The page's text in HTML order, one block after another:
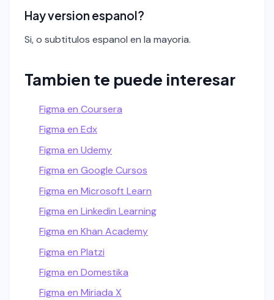
Hay version espanol?
Si, o subtitulos espanol en la mayoria.
Tambien te puede interesar
Figma en Coursera
Figma en Edx
Figma en Udemy
Figma en Google Cursos
Figma en Microsoft Learn
Figma en Linkedin Learning
Figma en Khan Academy
Figma en Platzi
Figma en Domestika
Figma en Miriada X